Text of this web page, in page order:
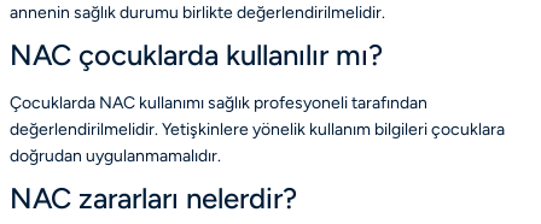
annenin sağlık durumu birlikte değerlendirilmelidir.
NAC çocuklarda kullanılır mı?
Çocuklarda NAC kullanımı sağlık profesyoneli tarafından
değerlendirilmelidir. Yetişkinlere yönelik kullanım bilgileri çocuklara
doğrudan uygulanmamalıdır.
NAC zararları nelerdir?